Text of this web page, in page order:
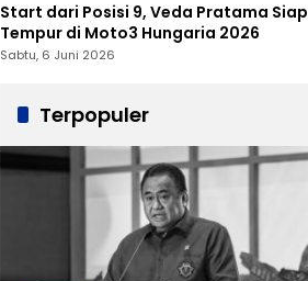
Start dari Posisi 9, Veda Pratama Siap
Tempur di Moto3 Hungaria 2026
Sabtu, 6 Juni 2026
Terpopuler